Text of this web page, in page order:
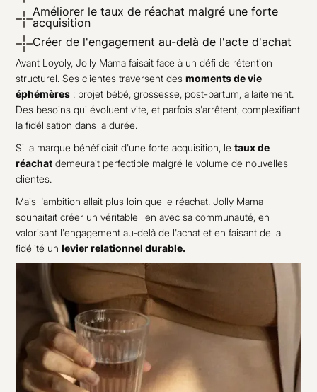
Améliorer le taux de réachat malgré une forte
acquisition
Créer de l'engagement au-delà de l'acte d'achat
Avant Loyoly, Jolly Mama faisait face à un défi de rétention
structurel. Ses clientes traversent desmoments de vie
éphémères : projet bébé, grossesse, post-partum, allaitement.
Des besoins qui évoluent vite, et parfois s'arrêtent, complexifiant
la fidélisation dans la durée.
Si la marque bénéficiait d'une forte acquisition, letaux de
réachat demeurait perfectible malgré le volume de nouvelles
clientes.
Mais l'ambition allait plus loin que le réachat. Jolly Mama
souhaitait créer un véritable lien avec sa communauté, en
valorisant l'engagement au-delà de l'achat et en faisant de la
fidélité unlevier relationnel durable.